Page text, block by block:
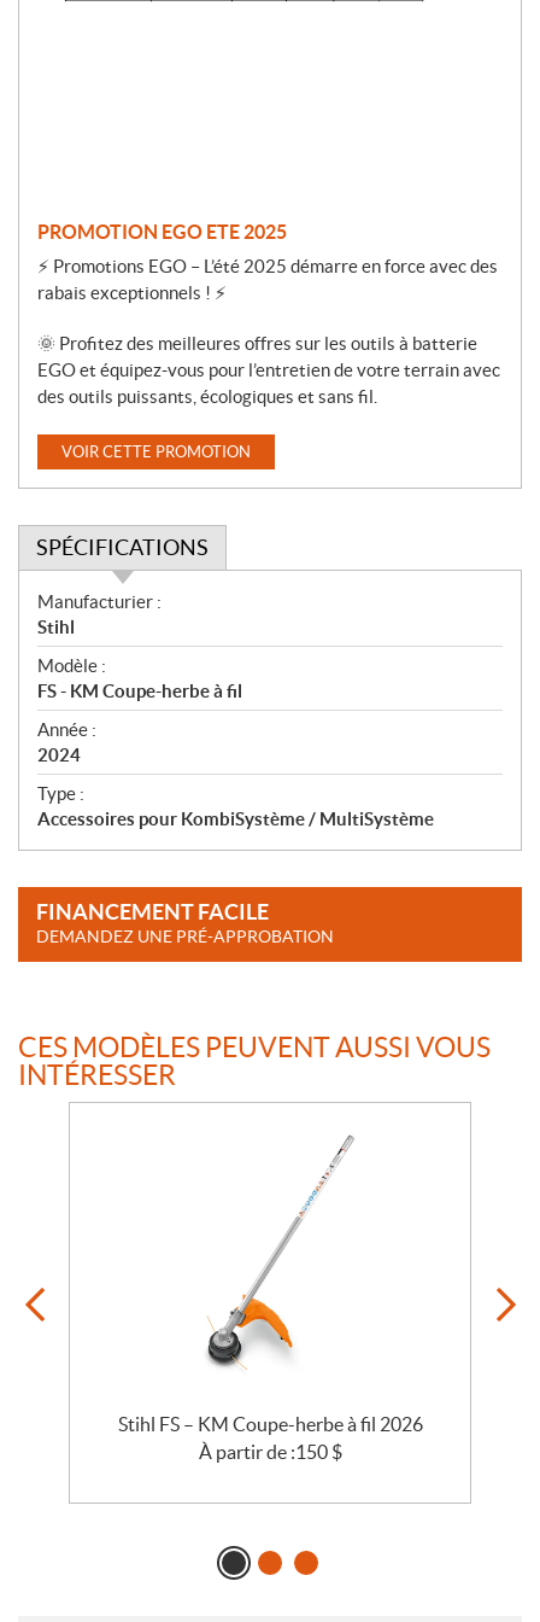
PROMOTION EGO ETE 2025
⚡ Promotions EGO – L’été 2025 démarre en force avec des
rabais exceptionnels ! ⚡
🌞 Profitez des meilleures offres sur les outils à batterie
EGO et équipez-vous pour l’entretien de votre terrain avec
des outils puissants, écologiques et sans fil.
VOIR CETTE PROMOTION
SPÉCIFICATIONS
S
p
é
c
i
f
i
c
a
o
n
s
Manufacturier :
Stihl
Modèle :
FS - KM Coupe-herbe à fil
Année :
2024
Type :
Accessoires pour KombiSystème / MultiSystème
FINANCEMENT FACILE
DEMANDEZ UNE PRÉ-APPROBATION
CES MODÈLES PEUVENT AUSSI VOUS
INTÉRESSER
Stihl FS – KM Coupe-herbe à fil 2026
À partir de :150 $